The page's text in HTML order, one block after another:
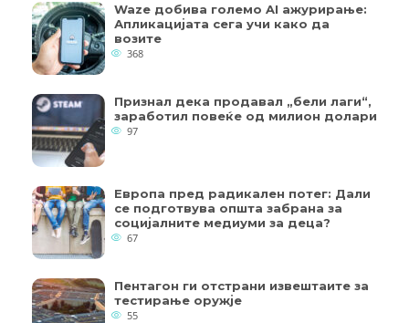
Waze добива големо AI ажурирање:
Апликацијата сега учи како да
возите
368
Признал дека продавал „бели лаги“,
заработил повеќе од милион долари
97
Европа пред радикален потег: Дали
се подготвува општа забрана за
социјалните медиуми за деца?
67
Пентагон ги отстрани извештаите за
тестирање оружје
55